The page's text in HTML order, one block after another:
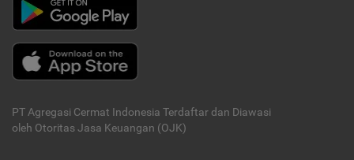
PT Agregasi Cermat Indonesia Terdaftar dan Diawasi
oleh Otoritas Jasa Keuangan (OJK)